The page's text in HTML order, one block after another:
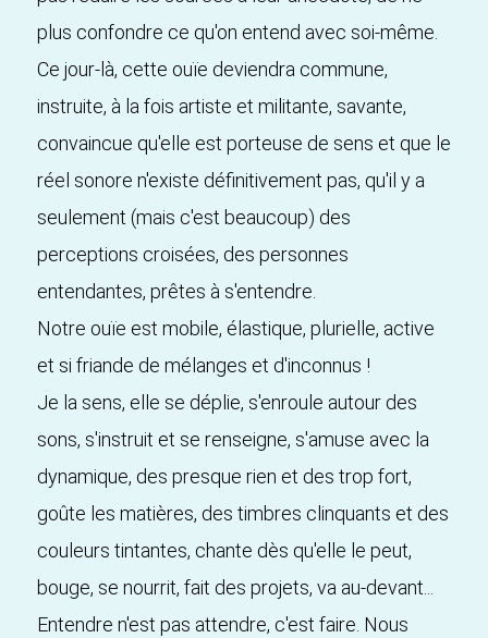
plus confondre ce qu'on entend avec soi-même.
Ce jour-là, cette ouïe deviendra commune,
instruite, à la fois artiste et militante, savante,
convaincue qu'elle est porteuse de sens et que le
réel sonore n'existe définitivement pas, qu'il y a
seulement (mais c'est beaucoup) des
perceptions croisées, des personnes
entendantes, prêtes à s'entendre.
Notre ouïe est mobile, élastique, plurielle, active
et si friande de mélanges et d'inconnus !
Je la sens, elle se déplie, s'enroule autour des
sons, s'instruit et se renseigne, s'amuse avec la
dynamique, des presque rien et des trop fort,
goûte les matières, des timbres clinquants et des
couleurs tintantes, chante dès qu'elle le peut,
bouge, se nourrit, fait des projets, va au-devant...
Entendre n'est pas attendre, c'est faire. Nous